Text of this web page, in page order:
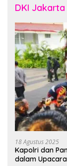
DKI Jakarta
18 Agustus 2025
Kapolri dan
dalam